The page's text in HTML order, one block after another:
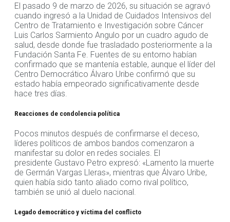
El pasado 9 de marzo de 2026, su situación se agravó
cuando ingresó a la Unidad de Cuidados Intensivos del
Centro de Tratamiento e Investigación sobre Cáncer
Luis Carlos Sarmiento Angulo por un cuadro agudo de
salud, desde donde fue trasladado posteriormente a la
Fundación Santa Fe. Fuentes de su entorno habían
confirmado que se mantenía estable, aunque el líder del
Centro Democrático Álvaro Uribe confirmó que su
estado había empeorado significativamente desde
hace tres días.
Reacciones de condolencia política
Pocos minutos después de confirmarse el deceso,
líderes políticos de ambos bandos comenzaron a
manifestar su dolor en redes sociales. El
presidente Gustavo Petro expresó: «Lamento la muerte
de Germán Vargas Lleras», mientras que Álvaro Uribe,
quien había sido tanto aliado como rival político,
también se unió al duelo nacional.
Legado democrático y víctima del conflicto